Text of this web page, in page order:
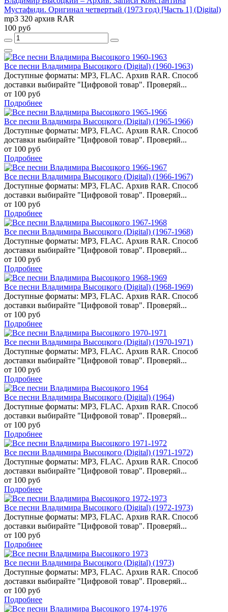
Мустафиди. Оригинал четвертый (1973 год) [Часть 1] (Digital)
mp3 320 архив RAR
100 руб
Все песни Владимира Высоцкого (Digital) (1960-1963)
Доступные форматы: MP3, FLAC. Архив RAR. Способ
доставки выбирайте "Цифровой товар". Проверяй...
от 100 руб
Подробнее
Все песни Владимира Высоцкого (Digital) (1965-1966)
Доступные форматы: MP3, FLAC. Архив RAR. Способ
доставки выбирайте "Цифровой товар". Проверяй...
от 100 руб
Подробнее
Все песни Владимира Высоцкого (Digital) (1966-1967)
Доступные форматы: MP3, FLAC. Архив RAR. Способ
доставки выбирайте "Цифровой товар". Проверяй...
от 100 руб
Подробнее
Все песни Владимира Высоцкого (Digital) (1967-1968)
Доступные форматы: MP3, FLAC. Архив RAR. Способ
доставки выбирайте "Цифровой товар". Проверяй...
от 100 руб
Подробнее
Все песни Владимира Высоцкого (Digital) (1968-1969)
Доступные форматы: MP3, FLAC. Архив RAR. Способ
доставки выбирайте "Цифровой товар". Проверяй...
от 100 руб
Подробнее
Все песни Владимира Высоцкого (Digital) (1970-1971)
Доступные форматы: MP3, FLAC. Архив RAR. Способ
доставки выбирайте "Цифровой товар". Проверяй...
от 100 руб
Подробнее
Все песни Владимира Высоцкого (Digital) (1964)
Доступные форматы: MP3, FLAC. Архив RAR. Способ
доставки выбирайте "Цифровой товар". Проверяй...
от 100 руб
Подробнее
Все песни Владимира Высоцкого (Digital) (1971-1972)
Доступные форматы: MP3, FLAC. Архив RAR. Способ
доставки выбирайте "Цифровой товар". Проверяй...
от 100 руб
Подробнее
Все песни Владимира Высоцкого (Digital) (1972-1973)
Доступные форматы: MP3, FLAC. Архив RAR. Способ
доставки выбирайте "Цифровой товар". Проверяй...
от 100 руб
Подробнее
Все песни Владимира Высоцкого (Digital) (1973)
Доступные форматы: MP3, FLAC. Архив RAR. Способ
доставки выбирайте "Цифровой товар". Проверяй...
от 100 руб
Подробнее